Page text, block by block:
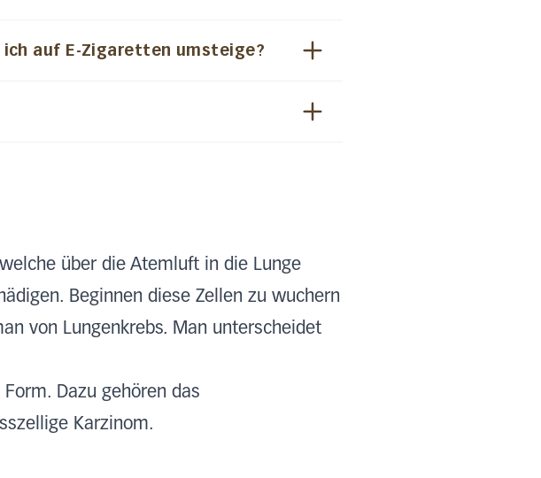
auf E-Zigaretten umsteige?
über die Atemluft in die Lunge
Beginnen diese Zellen zu wuchern
von Lungenkrebs. Man unterscheidet
Dazu gehören das
Karzinom.